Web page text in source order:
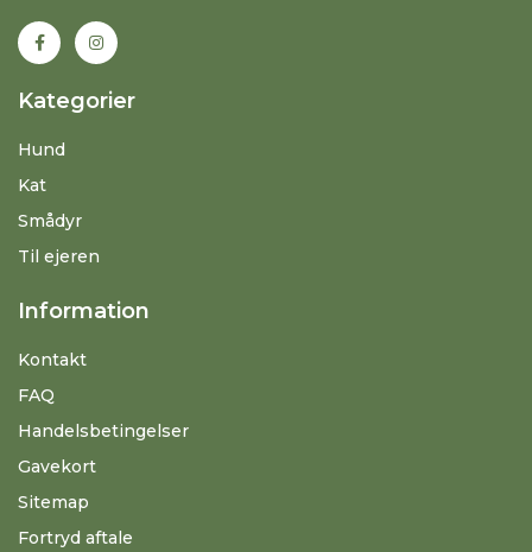
Kategorier
Hund
Kat
Smådyr
Til ejeren
Information
Kontakt
FAQ
Handelsbetingelser
Gavekort
Sitemap
Fortryd aftale